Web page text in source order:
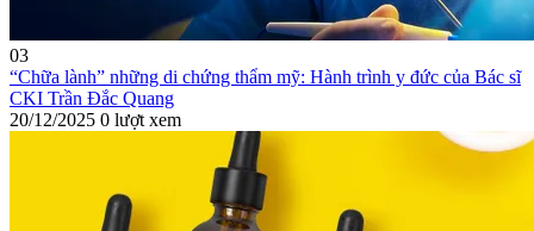
03
“Chữa lành” những di chứng thẩm mỹ: Hành trình y đức của Bác sĩ
CKI Trần Đắc Quang
20/12/2025 0 lượt xem